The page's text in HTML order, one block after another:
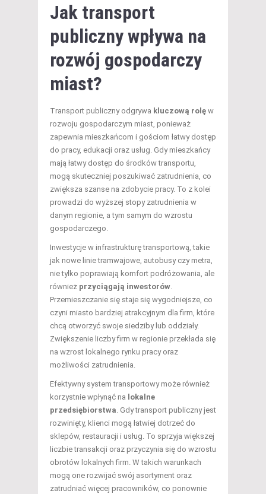
Jak transport
publiczny wpływa na
rozwój gospodarczy
miast?
Transport publiczny odgrywa kluczową rolę w
rozwoju gospodarczym miast, ponieważ
zapewnia mieszkańcom i gościom łatwy dostęp
do pracy, edukacji oraz usług. Gdy mieszkańcy
mają łatwy dostęp do środków transportu,
mogą skuteczniej poszukiwać zatrudnienia, co
zwiększa szanse na zdobycie pracy. To z kolei
prowadzi do wyższej stopy zatrudnienia w
danym regionie, a tym samym do wzrostu
gospodarczego.
Inwestycje w infrastrukturę transportową, takie
jak nowe linie tramwajowe, autobusy czy metra,
nie tylko poprawiają komfort podróżowania, ale
również przyciągają inwestorów
Przemieszczanie się staje się wygodniejsze, co
czyni miasto bardziej atrakcyjnym dla firm, które
chcą otworzyć swoje siedziby lub oddziały.
Zwiększenie liczby firm w regionie przekłada się
na wzrost lokalnego rynku pracy oraz
możliwości zatrudnienia.
Efektywny system transportowy może również
korzystnie wpłynąć na lokalne
przedsiębiorstwa . Gdy transport publiczny jest
rozwinięty, klienci mogą łatwiej dotrzeć do
sklepów, restauracji i usług. To sprzyja większej
liczbie transakcji oraz przyczynia się do wzrostu
obrotów lokalnych firm. W takich warunkach
mogą one rozwijać swój asortyment oraz
zatrudniać więcej pracowników, co ponownie